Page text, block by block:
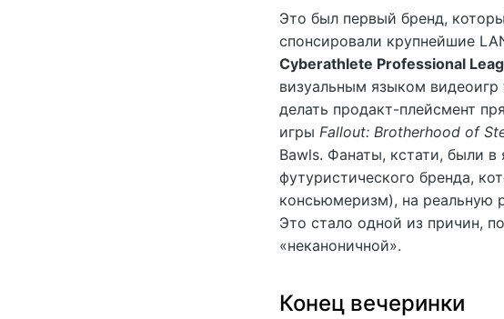
Это был первый бренд,
спонсировали крупнейшие
Cyberathlete Professional
визуальным языком
делать продакт-плейсмент
игры Fallout: Brotherhood of
Bawls. Фанаты, кстати, были
футуристического бренда,
консьюмеризм), на реальную
Это стало одной из причин,
«неканоничной».
Конец вечеринки